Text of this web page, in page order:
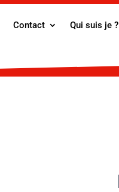
Contact Qui suis je ?